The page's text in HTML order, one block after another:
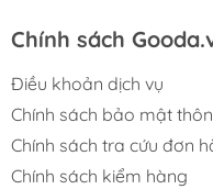
Chính sách
Điều khoản dịch vụ
Chính sách bảo mật
Chính sách tra cứu đơn
Chính sách kiểm hàng